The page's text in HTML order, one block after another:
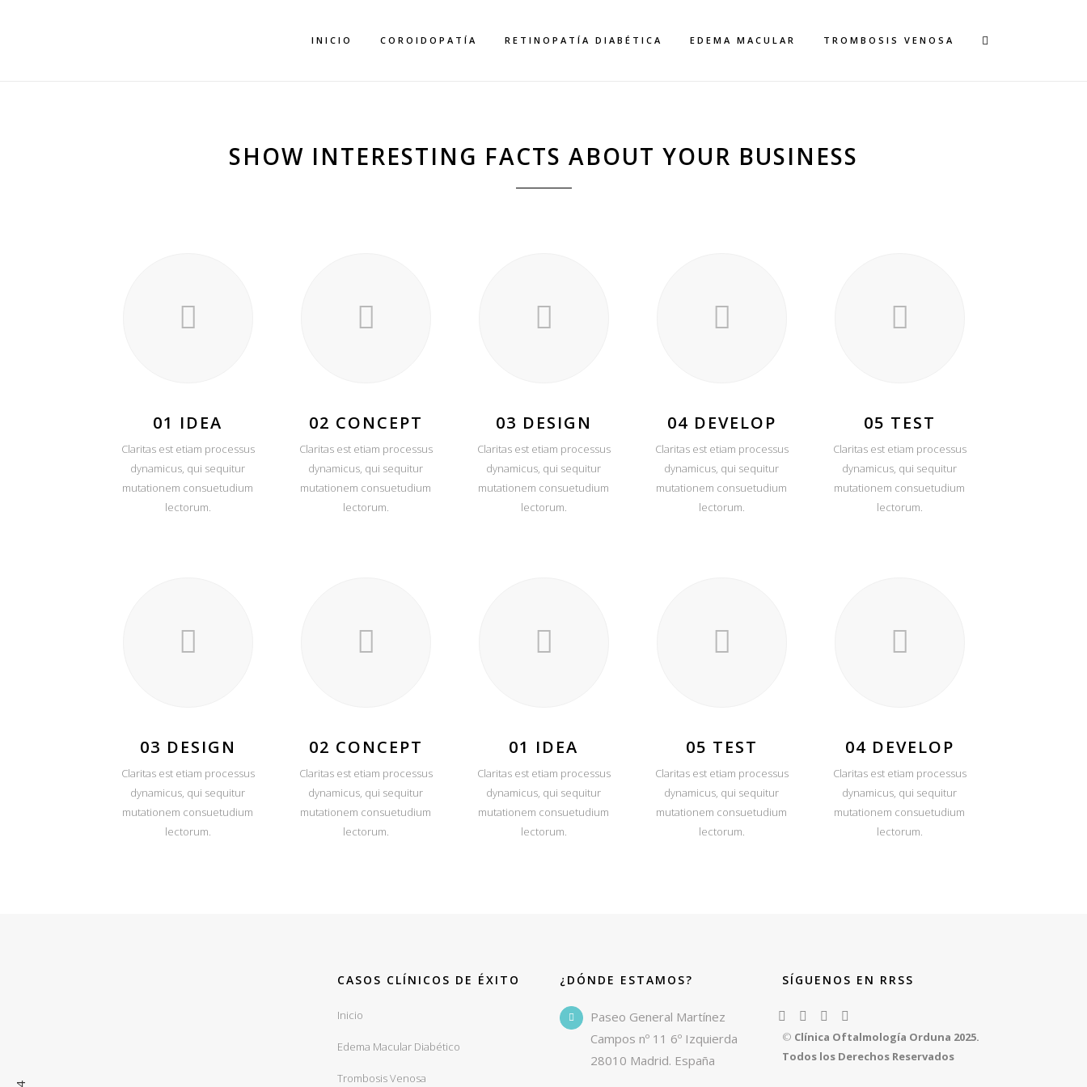
INICIO COROIDOPATÍA RETINOPATÍA DIABÉTICA EDEMA MACULAR TROMBOSIS VENOSA
PROCESS SHORTCODE
SHOW INTERESTING FACTS ABOUT YOUR BUSINESS
01 IDEA
Claritas est etiam processus
dynamicus, qui sequitur
mutationem consuetudium
lectorum.
02 CONCEPT
Claritas est etiam processus
dynamicus, qui sequitur
mutationem consuetudium
lectorum.
03 DESIGN
Claritas est etiam processus
dynamicus, qui sequitur
mutationem consuetudium
lectorum.
04 DEVELOP
Claritas est etiam processus
dynamicus, qui sequitur
mutationem consuetudium
lectorum.
05 TEST
Claritas est etiam processus
dynamicus, qui sequitur
mutationem consuetudium
lectorum.
03 DESIGN
Claritas est etiam processus
dynamicus, qui sequitur
mutationem consuetudium
lectorum.
02 CONCEPT
Claritas est etiam processus
dynamicus, qui sequitur
mutationem consuetudium
lectorum.
01 IDEA
Claritas est etiam processus
dynamicus, qui sequitur
mutationem consuetudium
lectorum.
05 TEST
Claritas est etiam processus
dynamicus, qui sequitur
mutationem consuetudium
lectorum.
04 DEVELOP
Claritas est etiam processus
dynamicus, qui sequitur
mutationem consuetudium
lectorum.
CASOS CLÍNICOS DE ÉXITO
Inicio
Edema Macular Diabético
Trombosis Venosa
¿DÓNDE ESTAMOS?
Paseo General Martínez
Campos nº 11 6º Izquierda
28010 Madrid. España
SÍGUENOS EN RRSS
© Clínica Oftalmología Orduna 2025.
Todos los Derechos Reservados